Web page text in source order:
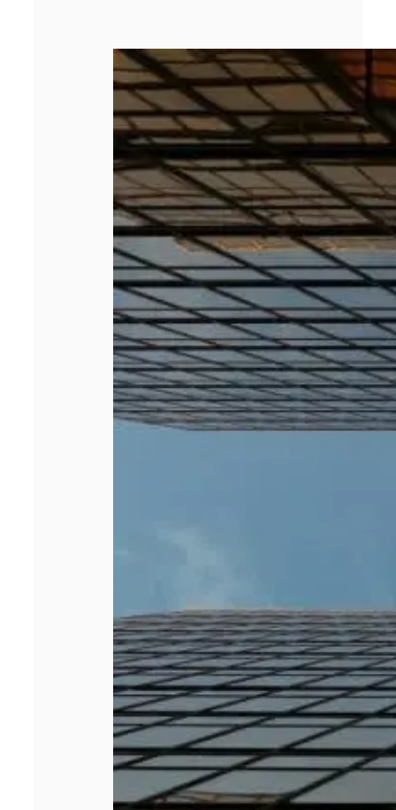
Les 5 meilleurs
cabinets de
management de
transition en
2026